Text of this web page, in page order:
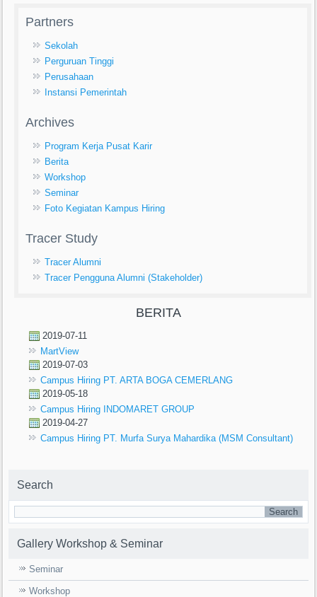
Partners
Sekolah
Perguruan Tinggi
Perusahaan
Instansi Pemerintah
Archives
Program Kerja Pusat Karir
Berita
Workshop
Seminar
Foto Kegiatan Kampus Hiring
Tracer Study
Tracer Alumni
Tracer Pengguna Alumni (Stakeholder)
BERITA
2019-07-11
MartView
2019-07-03
Campus Hiring PT. ARTA BOGA CEMERLANG
2019-05-18
Campus Hiring INDOMARET GROUP
2019-04-27
Campus Hiring PT. Murfa Surya Mahardika (MSM Consultant)
Search
Gallery Workshop & Seminar
Seminar
Workshop